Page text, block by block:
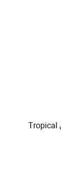
خوشبو کننده هوا سراد مدل Tropical